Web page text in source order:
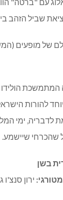
שביל הזהב
של מופעים
להורות
לדבריה, ימי
שהכרחי שיישמע.
בשן
: ירון סנצ'ו